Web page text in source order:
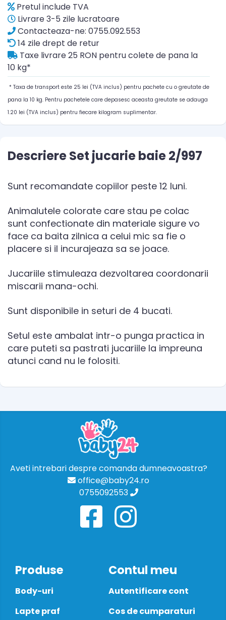
Pretul include TVA
Livrare 3-5 zile lucratoare
Contacteaza-ne: 0755.092.553
14 zile drept de retur
Taxe livrare 25 RON pentru colete de pana la
10 kg*
* Taxa de transport este 25 lei (TVA inclus) pentru pachete cu o greutate de
pana la 10 kg. Pentru pachetele care depasesc aceasta greutate se adauga
1.20 lei (TVA inclus) pentru fiecare kilogram suplimentar.
Descriere Set jucarie baie 2/997
Sunt recomandate copiilor peste 12 luni.
Animalutele colorate care stau pe colac
sunt confectionate din materiale sigure vo
face ca baita zilnica a celui mic sa fie o
placere si il incurajeaza sa se joace.
Jucariile stimuleaza dezvoltarea coordonarii
miscarii mana-ochi.
Sunt disponibile in seturi de 4 bucati.
Setul este ambalat intr-o punga practica in
care puteti sa pastrati jucariile la impreuna
atunci cand nu le folositi.
Aveti intrebari despre comanda dumneavoastra?
office@baby24.ro
0755092553
Produse
Body-uri
Lapte praf
Contul meu
Autentificare cont
Cos de cumparaturi